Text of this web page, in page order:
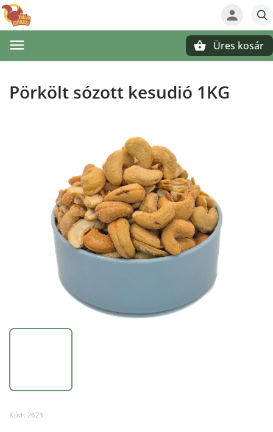
Üres kosár
Pörkölt sózott kesudió 1KG
Kód: 2623